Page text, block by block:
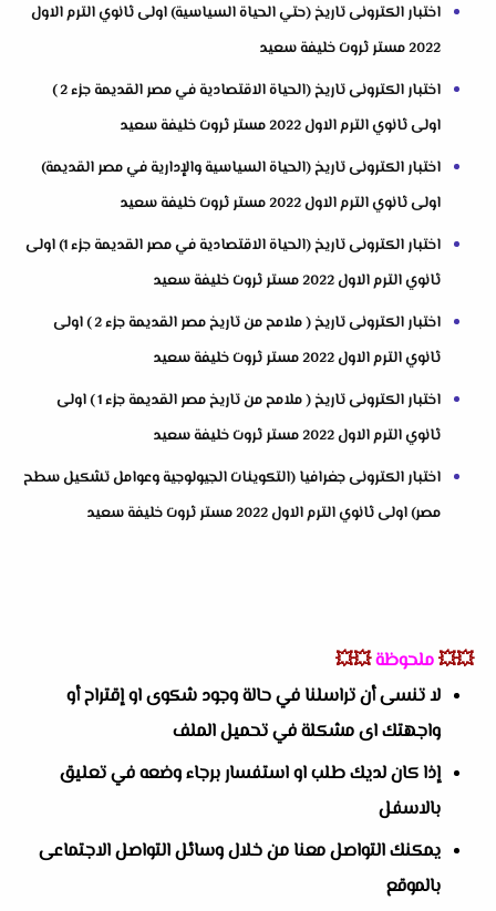
اختبار الكترونى تاريخ (حتي الحياة السياسية) اولى ثانوي الترم الاول
2022 مستر ثروت خليفة سعيد
اختبار الكترونى تاريخ (الحياة الاقتصادية في مصر القديمة جزء 2 )
اولى ثانوي الترم الاول 2022 مستر ثروت خليفة سعيد
اختبار الكترونى تاريخ (الحياة السياسية والإدارية في مصر القديمة)
اولى ثانوي الترم الاول 2022 مستر ثروت خليفة سعيد
اختبار الكترونى تاريخ (الحياة الاقتصادية في مصر القديمة جزء 1) اولى
ثانوي الترم الاول 2022 مستر ثروت خليفة سعيد
اختبار الكترونى تاريخ ( ملامح من تاريخ مصر القديمة جزء 2 ) اولى
ثانوي الترم الاول 2022 مستر ثروت خليفة سعيد
اختبار الكترونى تاريخ ( ملامح من تاريخ مصر القديمة جزء 1 ) اولى
ثانوي الترم الاول 2022 مستر ثروت خليفة سعيد
اختبار الكترونى جغرافيا (التكوينات الجيولوجية وعوامل تشكيل سطح
مصر) اولى ثانوي الترم الاول 2022 مستر ثروت خليفة سعيد
💥💥ملحوظة💥💥
لا تنسى أن تراسلنا في حالة وجود شكوى او إقتراح أو
واجهتك اى مشكلة في تحميل الملف
إذا كان لديك طلب او استفسار برجاء وضعه في تعليق
بالاسفل
يمكنك التواصل معنا من خلال وسائل التواصل الاجتماعى
بالموقع